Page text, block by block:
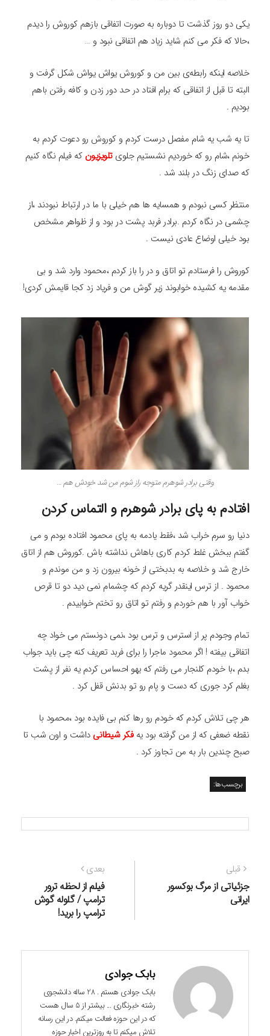
یکی دو روز گذشت تا دوباره به صورت اتفاقی بازهم کوروش را دیدم
،حالا که فکر می کنم شاید زیاد هم اتفاقی نبود و …
خلاصه اینکه رابطه‌ی بین من و کوروش یواش یواش شکل گرفت و
البته تا قبل از اتفاقی که برام افتاد در حد دور زدن و کافه رفتن باهم
بودیم .
تا یه شب یه شام مفصل درست کردم و کوروش رو دعوت کردم به
خونم ،شام رو که خوردیم نشستیم جلویتلویزیون که فیلم نگاه کنیم
که صدای زنگ در بلند شد .
منتظر کسی نبودم و همسایه ها هم خیلی با ما در ارتباط نبودند ،از
چشمی در نگاه کردم .برادر فربد پشت در بود و از ظواهر مشخص
بود خیلی اوضاع عادی نیست .
کوروش را فرستادم تو اتاق و در را باز کردم ،محمود وارد شد و بی
مقدمه یه کشیده خوابوند زیر گوش من و فریاد زد کجا قایمش کردی!
وقتی برادر شوهرم متوجه راز شوم من شد خودش هم …
افتادم به پای برادر شوهرم و التماس کردن
دنیا رو سرم خراب شد ،فقط یادمه به پای محمود افتاده بودم و می
گفتم ببخش غلط کردم کاری باهاش نداشته باش .کوروش هم از اتاق
خارج شد و خلاصه به بدبختی از خونه بیرون زد و من موندم و
محمود . از ترس اینقدر گریه کردم که چشمام نمی دید دو تا قرص
خواب آور با هم خوردم و رفتم تو اتاق رو تختم خوابیدم .
تمام وجودم پر از استرس و ترس بود ،نمی دونستم می خواد چه
اتفاقی بیفته ! اگر محمود ماجرا را برای فربد تعریف کنه چی باید جواب
بدم ،با خودم کلنجار می رفتم که یهو احساس کردم یه نفر از پشت
بغلم کرد جوری که دست و پام رو تو بدنش قفل کرد .
هر چی تلاش کردم که خودم رو رها کنم بی فایده بود ،محمود با
نقطه ضعفی که از من گرفته بود یه فکر شیطانی داشت و اون شب تا
صبح چندین بار به من تجاوز کرد .
برچسب‌ها:
راهبری
نوشته
قبلی
قبلی:
جزئیاتی از مرگ بوکسور
ایرانی
بعدی
بعدی:
فیلم از لحظه ترور
ترامپ / گلوله گوش
ترامپ را برید!
بابک جوادی
بابک جوادی هستم . 28 ساله دانشجوی
رشته خبرنگاری ... بیشتر از 5 سال هست
که در این حوزه فعالت میکنم. در این رسانه
تلاش میکنم تا به روزترین اخبار حوزه